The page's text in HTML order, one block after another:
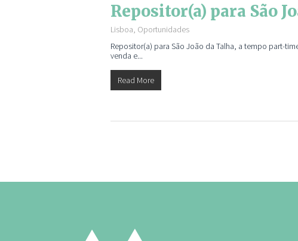
Repositor(a) para São
Lisboa, Oportunidades
Repositor(a) para São João da Talha, a tempo part-
venda e...
Read More